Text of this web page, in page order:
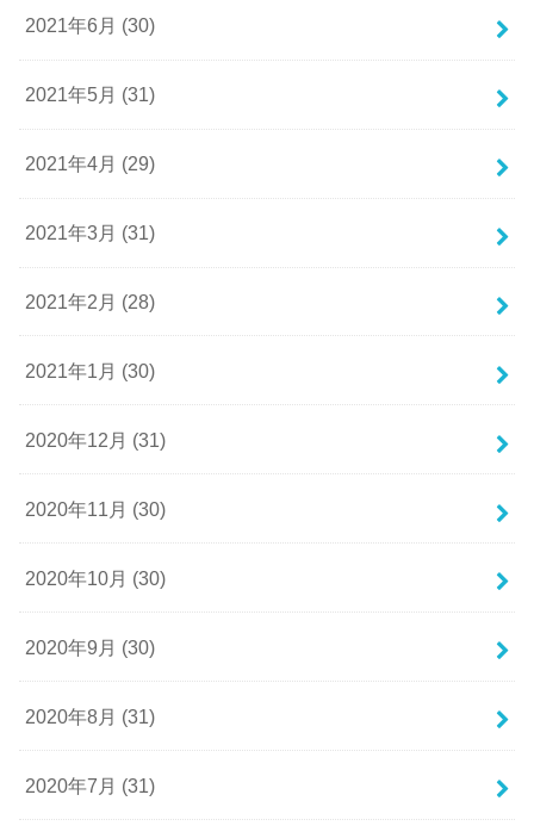
2021年6月 (30)
2021年5月 (31)
2021年4月 (29)
2021年3月 (31)
2021年2月 (28)
2021年1月 (30)
2020年12月 (31)
2020年11月 (30)
2020年10月 (30)
2020年9月 (30)
2020年8月 (31)
2020年7月 (31)